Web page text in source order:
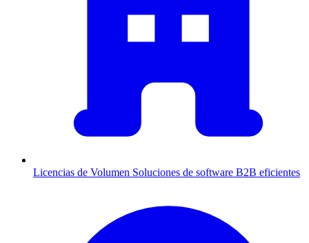
Licencias de Volumen Soluciones de software B2B eficientes